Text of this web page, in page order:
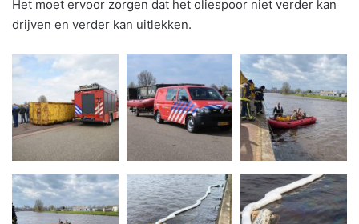
Het moet ervoor zorgen dat het oliespoor niet verder kan
drijven en verder kan uitlekken.